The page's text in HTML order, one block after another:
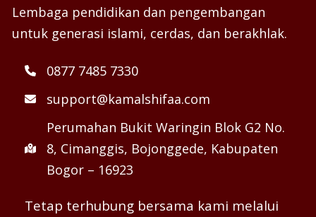
Lembaga pendidikan dan pengembangan
untuk generasi islami, cerdas, dan berakhlak.
0877 7485 7330
support@kamalshifaa.com
Perumahan Bukit Waringin Blok G2 No.
8, Cimanggis, Bojonggede, Kabupaten
Bogor – 16923
Tetap terhubung bersama kami melalui